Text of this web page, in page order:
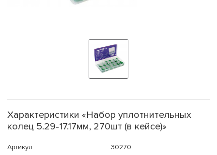
Характеристики «Набор уплотнительных
колец 5.29-17.17мм, 270шт (в кейсе)»
Артикул
30270